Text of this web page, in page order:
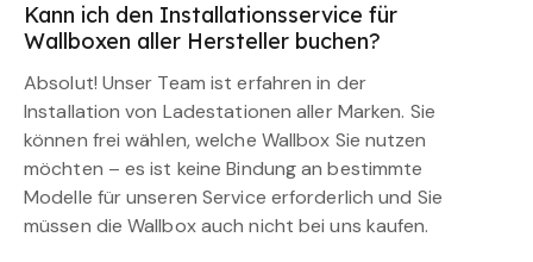
Kann ich den Installationsservice für
Wallboxen aller Hersteller buchen?
Absolut! Unser Team ist erfahren in der
Installation von Ladestationen aller Marken. Sie
können frei wählen, welche Wallbox Sie nutzen
möchten – es ist keine Bindung an bestimmte
Modelle für unseren Service erforderlich und Sie
müssen die Wallbox auch nicht bei uns kaufen.